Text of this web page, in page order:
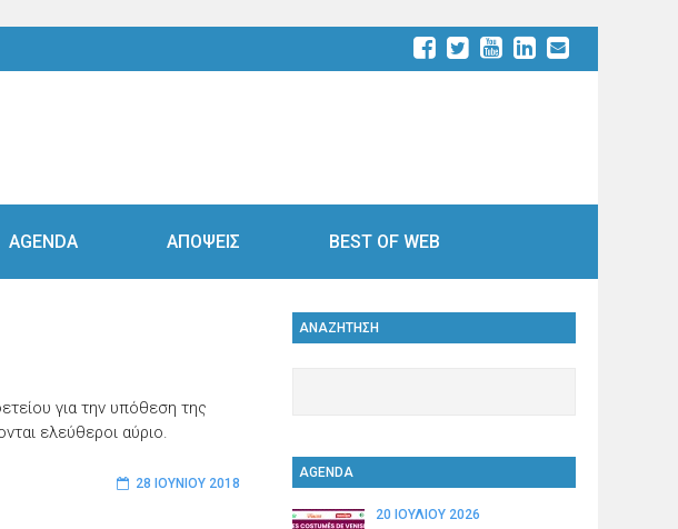
AGENDA ΑΠΟΨΕΙΣ BEST OF WEB
για την υπόθεση της
ελεύθεροι αύριο.
28 ΙΟΥΝΊΟΥ 2018
ΑΝΑΖΗΤΗΣΗ
AGENDA
20 ΙΟΥΛΊΟΥ 2026